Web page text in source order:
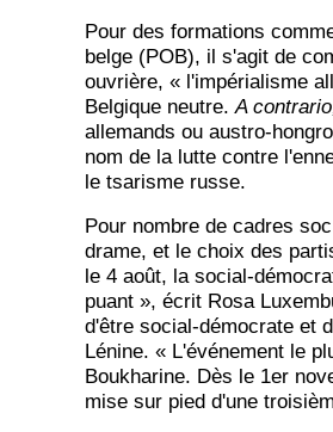
Pour des formations
belge (POB), il s'agit de
ouvrière, « l'impérialisme
Belgique neutre.A
allemands ou austro-
nom de la lutte contre
le tsarisme russe.
Pour nombre de cadres
drame, et le choix des
le 4 août, la social-
puant », écrit Rosa
d'être social-démocrate et
Lénine. « L'événement le
Boukharine. Dès le 1er
mise sur pied d'une